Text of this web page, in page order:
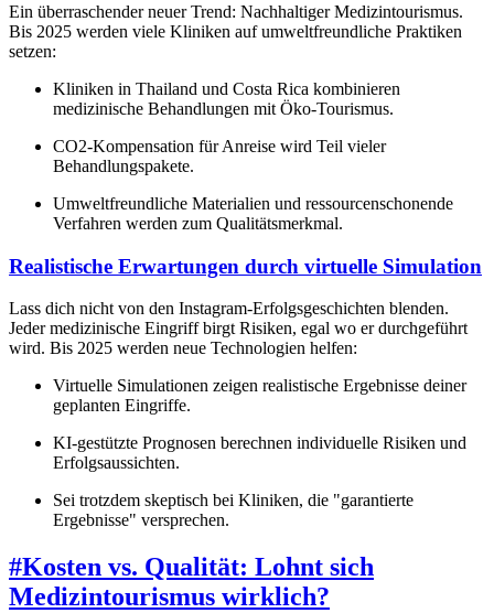
Ein überraschender neuer Trend: Nachhaltiger Medizintourismus.
Bis 2025 werden viele Kliniken auf umweltfreundliche Praktiken
setzen:
Kliniken in Thailand und Costa Rica kombinieren
medizinische Behandlungen mit Öko-Tourismus.
CO2-Kompensation für Anreise wird Teil vieler
Behandlungspakete.
Umweltfreundliche Materialien und ressourcenschonende
Verfahren werden zum Qualitätsmerkmal.
Realistische Erwartungen durch virtuelle Simulation
Lass dich nicht von den Instagram-Erfolgsgeschichten blenden.
Jeder medizinische Eingriff birgt Risiken, egal wo er durchgeführt
wird. Bis 2025 werden neue Technologien helfen:
Virtuelle Simulationen zeigen realistische Ergebnisse deiner
geplanten Eingriffe.
KI-gestützte Prognosen berechnen individuelle Risiken und
Erfolgsaussichten.
Sei trotzdem skeptisch bei Kliniken, die "garantierte
Ergebnisse" versprechen.
#Kosten vs. Qualität: Lohnt sich
Medizintourismus wirklich?